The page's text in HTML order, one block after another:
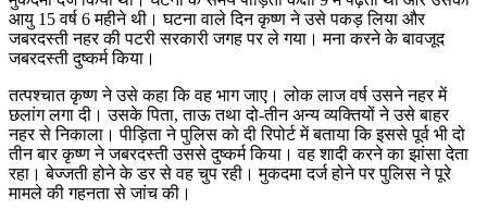
आयु 15 वर्ष 6 महीने थी। घटना वाले दिन कृष्ण ने उसे पकड़ लिया और
जबरदस्ती नहर की पटरी सरकारी जगह पर ले गया। मना करने के बावजूद
जबरदस्ती दुष्कर्म किया।
तत्पश्चात कृष्ण ने उसे कहा कि वह भाग जाए। लोक लाज वर्ष उसने नहर में
छलांग लगा दी। उसके पिता, ताऊ तथा दो-तीन अन्य व्यक्तियों ने उसे बाहर
नहर से निकाला। पीड़िता ने पुलिस को दी रिपोर्ट में बताया कि इससे पूर्व भी दो
तीन बार कृष्ण ने जबरदस्ती उससे दुष्कर्म किया। वह शादी करने का झांसा देता
रहा। बेज्जती होने के डर से वह चुप रही। मुकदमा दर्ज होने पर पुलिस ने पूरे
मामले की गहनता से जांच की।